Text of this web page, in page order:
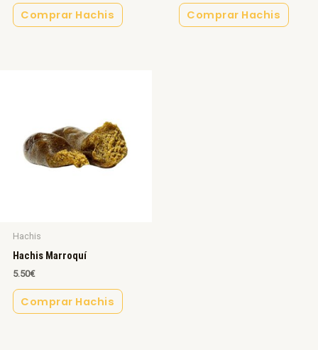
Comprar Hachis Comprar Hachis
Hachis
Hachis Marroquí
5.50€
Comprar Hachis